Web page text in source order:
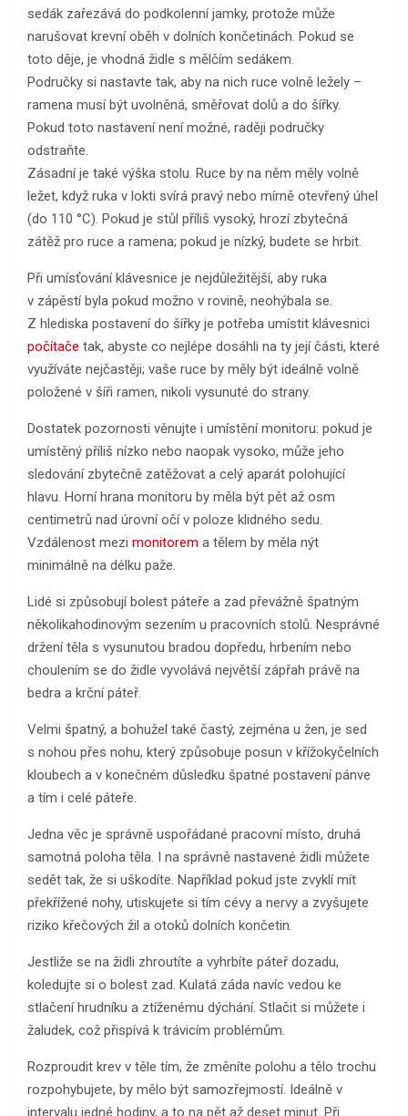
sedák zařezává do podkolenní jamky, protože může
narušovat krevní oběh v dolních končetinách. Pokud se
toto děje, je vhodná židle s mělčím sedákem.
Područky si nastavte tak, aby na nich ruce volně ležely –
ramena musí být uvolněná, směřovat dolů a do šířky.
Pokud toto nastavení není možné, raději područky
odstraňte.
Zásadní je také výška stolu. Ruce by na něm měly volně
ležet, když ruka v lokti svírá pravý nebo mírně otevřený úhel
(do 110 °C). Pokud je stůl příliš vysoký, hrozí zbytečná
zátěž pro ruce a ramena; pokud je nízký, budete se hrbit.
Při umísťování klávesnice je nejdůležitější, aby ruka
v zápěstí byla pokud možno v rovině, neohýbala se.
Z hlediska postavení do šířky je potřeba umístit klávesnici
počítače tak, abyste co nejlépe dosáhli na ty její části, které
využíváte nejčastěji; vaše ruce by měly být ideálně volně
položené v šíři ramen, nikoli vysunuté do strany.
Dostatek pozornosti věnujte i umístění monitoru: pokud je
umístěný příliš nízko nebo naopak vysoko, může jeho
sledování zbytečně zatěžovat a celý aparát polohující
hlavu. Horní hrana monitoru by měla být pět až osm
centimetrů nad úrovní očí v poloze klidného sedu.
Vzdálenost mezi monitorem a tělem by měla nýt
minimálně na délku paže.
Lidé si způsobují bolest páteře a zad převážně špatným
několikahodinovým sezením u pracovních stolů. Nesprávné
držení těla s vysunutou bradou dopředu, hrbením nebo
choulením se do židle vyvolává největší zápřah právě na
bedra a krční páteř.
Velmi špatný, a bohužel také častý, zejména u žen, je sed
s nohou přes nohu, který způsobuje posun v křížokyčelních
kloubech a v konečném důsledku špatné postavení pánve
a tím i celé páteře.
Jedna věc je správně uspořádané pracovní místo, druhá
samotná poloha těla. I na správně nastavené židli můžete
sedět tak, že si uškodíte. Například pokud jste zvyklí mít
překřížené nohy, utiskujete si tím cévy a nervy a zvyšujete
riziko křečových žil a otoků dolních končetin.
Jestliže se na židli zhroutíte a vyhrbíte páteř dozadu,
koledujte si o bolest zad. Kulatá záda navíc vedou ke
stlačení hrudníku a ztíženému dýchání. Stlačit si můžete i
žaludek, což přispívá k trávicím problémům.
Rozproudit krev v těle tím, že změníte polohu a tělo trochu
rozpohybujete, by mělo být samozřejmostí. Ideálně v
intervalu jedné hodiny, a to na pět až deset minut. Při